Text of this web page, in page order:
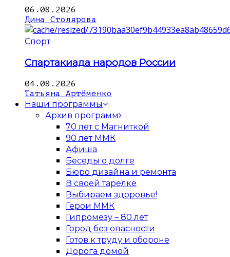
06.08.2026
Дина Столярова
Спорт
Спартакиада народов России
04.08.2026
Татьяна Артёменко
Наши программы
Архив программ
70 лет с Магниткой
90 лет ММК
Афиша
Беседы о долге
Бюро дизайна и ремонта
В своей тарелке
Выбираем здоровье!
Герои ММК
Гипромезу – 80 лет
Город без опасности
Готов к труду и обороне
Дорога домой